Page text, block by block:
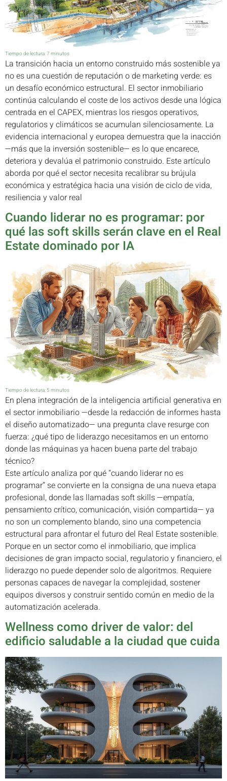
Tiempo de lectura:7 minutos
La transición hacia un entorno construido más sostenible ya
no es una cuestión de reputación o de marketing verde: es
un desafío económico estructural. El sector inmobiliario
continúa calculando el coste de los activos desde una lógica
centrada en el CAPEX, mientras los riesgos operativos,
regulatorios y climáticos se acumulan silenciosamente. La
evidencia internacional y europea demuestra que la inacción
—más que la inversión sostenible— es lo que encarece,
deteriora y devalúa el patrimonio construido. Este artículo
aborda por qué el sector necesita recalibrar su brújula
económica y estratégica hacia una visión de ciclo de vida,
resiliencia y valor real
Cuando liderar no es programar: por
qué las soft skills serán clave en el Real
Estate dominado por IA
Tiempo de lectura: 5 minutos
En plena integración de la inteligencia artificial generativa en
el sector inmobiliario —desde la redacción de informes hasta
el diseño automatizado— una pregunta clave resurge con
fuerza: ¿qué tipo de liderazgo necesitamos en un entorno
donde las máquinas ya hacen buena parte del trabajo
técnico?
Este artículo analiza por qué “cuando liderar no es
programar” se convierte en la consigna de una nueva etapa
profesional, donde las llamadas soft skills —empatía,
pensamiento crítico, comunicación, visión compartida— ya
no son un complemento blando, sino una competencia
estructural para afrontar el futuro del Real Estate sostenible.
Porque en un sector como el inmobiliario, que implica
decisiones de gran impacto social, regulatorio y financiero, el
liderazgo no puede depender solo de algoritmos. Requiere
personas capaces de navegar la complejidad, sostener
equipos diversos y construir sentido común en medio de la
automatización acelerada.
Wellness como driver de valor: del
edificio saludable a la ciudad que cuida